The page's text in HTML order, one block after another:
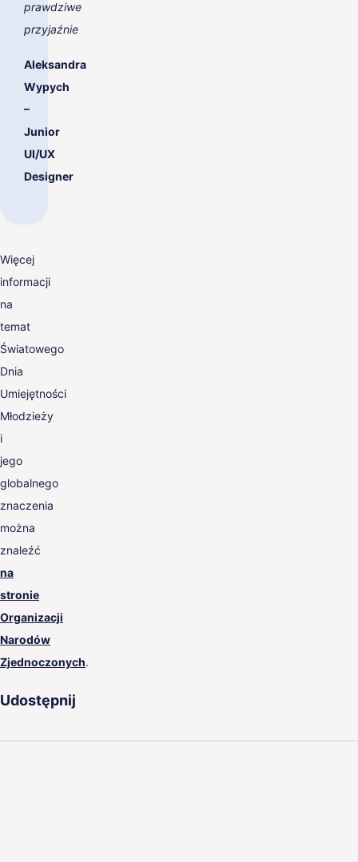
prawdziwe
przyjaźnie
Aleksandra
Wypych
–
Junior
UI/UX
Designer
Więcej
informacji
na
temat
Światowego
Dnia
Umiejętności
Młodzieży
i
jego
globalnego
znaczenia
można
znaleźć
na
stronie
Organizacji
Narodów
Zjednoczonych.
Udostępnij